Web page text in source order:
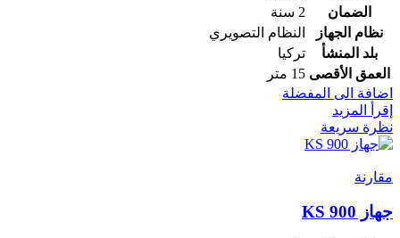
الضمان
2 سنة
نظام الجهاز
النظام التصويري
بلد المنشأ
تركيا
العمق الأقصى 15 متر
اضافة الى المفضلة
إقرأ المزيد
نظرة سريعة
مقارنة
جهاز KS 900